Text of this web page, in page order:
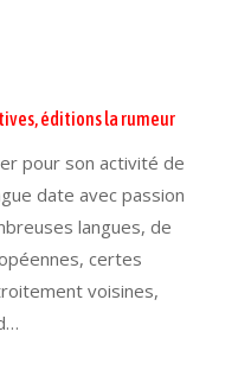
éditions la rumeur
pour son activité de
date avec passion
langues, de
certes
voisines,